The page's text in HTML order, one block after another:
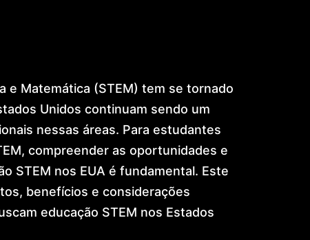
e Matemática (STEM) tem se tornado
Unidos continuam sendo um
nessas áreas. Para estudantes
compreender as oportunidades e
STEM nos EUA é fundamental. Este
benefícios e considerações
educação STEM nos Estados